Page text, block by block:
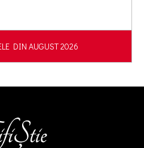
DIN AUGUST 2026